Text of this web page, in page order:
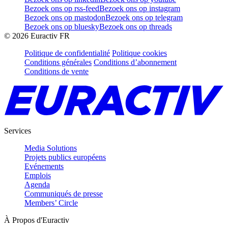
Bezoek ons op rss-feedBezoek ons op instagram
Bezoek ons op mastodonBezoek ons op telegram
Bezoek ons op blueskyBezoek ons op threads
© 2026 Euractiv FR
Politique de confidentialité Politique cookies
Conditions générales Conditions d’abonnement
Conditions de vente
Services
Media Solutions
Projets publics européens
Evénements
Emplois
Agenda
Communiqués de presse
Members’ Circle
À Propos d'Euractiv